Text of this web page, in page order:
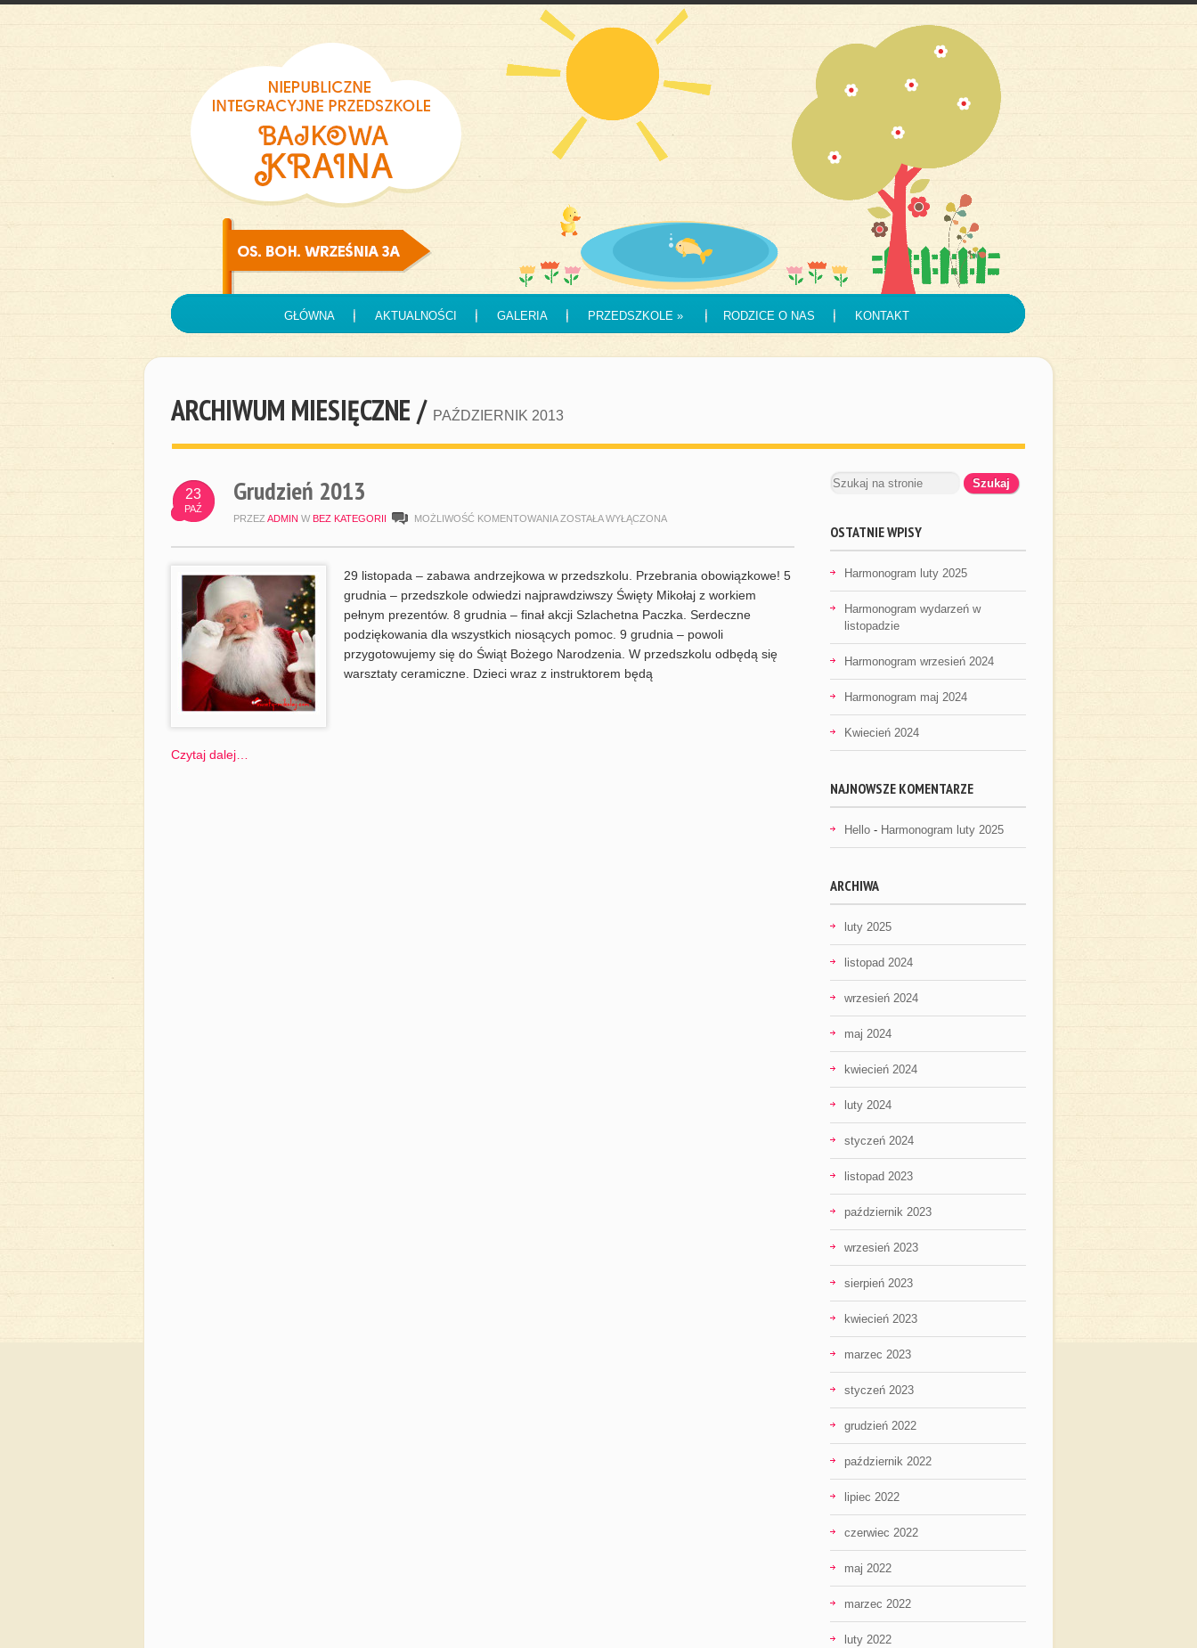
GŁÓWNA AKTUALNOŚCI GALERIA PRZEDSZKOLE» RODZICE O NAS KONTAKT
ARCHIWUM MIESIĘCZNE / PAŹDZIERNIK 2013
23
PAŹ
Grudzień 2013
PRZEZ ADMIN W BEZ KATEGORII MOŻLIWOŚĆ KOMENTOWANIA GRUDZIEŃ
ZOSTAŁA WYŁĄCZONA
29 listopada – zabawa andrzejkowa w przedszkolu. Przebrania obowiązkowe! 5
grudnia – przedszkole odwiedzi najprawdziwszy Święty Mikołaj z workiem
pełnym prezentów. 8 grudnia – finał akcji Szlachetna Paczka. Serdeczne
podziękowania dla wszystkich niosących pomoc. 9 grudnia – powoli
przygotowujemy się do Świąt Bożego Narodzenia. W przedszkolu odbędą się
warsztaty ceramiczne. Dzieci wraz z instruktorem będą
Czytaj dalej…
OSTATNIE WPISY
Harmonogram luty 2025
Harmonogram wydarzeń w
listopadzie
Harmonogram wrzesień 2024
Harmonogram maj 2024
Kwiecień 2024
NAJNOWSZE KOMENTARZE
Hello - Harmonogram luty 2025
ARCHIWA
luty 2025
listopad 2024
wrzesień 2024
maj 2024
kwiecień 2024
luty 2024
styczeń 2024
listopad 2023
październik 2023
wrzesień 2023
sierpień 2023
kwiecień 2023
marzec 2023
styczeń 2023
grudzień 2022
październik 2022
lipiec 2022
czerwiec 2022
maj 2022
marzec 2022
luty 2022